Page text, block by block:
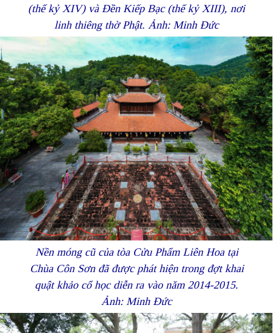
(thế kỷ XIV) và Đền Kiếp Bạc (thế kỷ XIII), nơi
linh thiêng thờ Phật. Ảnh: Minh Đức
Nền móng cũ của tòa Cửu Phẩm Liên Hoa tại
Chùa Côn Sơn đã được phát hiện trong đợt khai
quật khảo cổ học diễn ra vào năm 2014-2015.
Ảnh: Minh Đức